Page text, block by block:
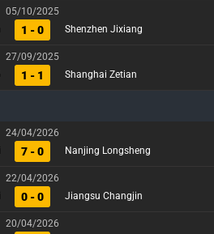
05/10/2025
1 - 0 Shenzhen Jixiang
27/09/2025
1 - 1 Shanghai Zetian
24/04/2026
7 - 0 Nanjing Longsheng
22/04/2026
0 - 0 Jiangsu Changjin
20/04/2026